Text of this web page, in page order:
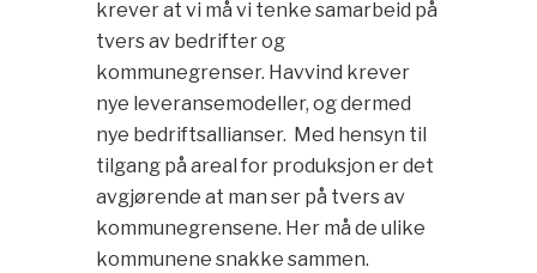
krever at vi må vi tenke samarbeid på
tvers av bedrifter og
kommunegrenser. Havvind krever
nye leveransemodeller, og dermed
nye bedriftsallianser. Med hensyn til
tilgang på areal for produksjon er det
avgjørende at man ser på tvers av
kommunegrensene. Her må de ulike
kommunene snakke sammen.